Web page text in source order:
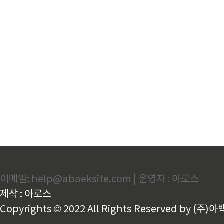
이메일: help@abaeksite.com | 운영자 : 아로스
제작 : 아로스
Copyrights © 2022 All Rights Reserved by (주)아